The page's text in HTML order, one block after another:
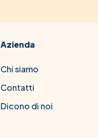
Azienda
Chi siamo
Contatti
Dicono di noi